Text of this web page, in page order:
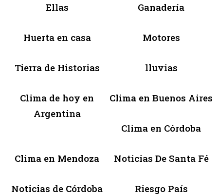
Ellas Ganadería
Huerta en casa Motores
Tierra de Historias lluvias
Clima de hoy en
Argentina
Clima en Buenos Aires
Clima en Córdoba
Clima en Mendoza Noticias De Santa Fé
Noticias de Córdoba Riesgo País